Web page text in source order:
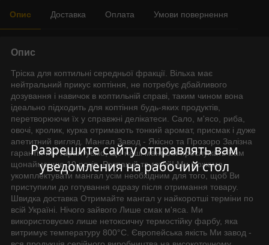
Разрешите сайту отправлять вам
уведомления на рабочий стол
Опис Доставка Оплата Умови повернення
Опис
Тріска для коптильні середньої фракції. Вільха має
нейтральний прикус коптіння, не потребує дбайливого
дозування і навичок в коптильній справі, таким чином вона
ідеально підходить для коптіння будь-яких продуктів,
перетворюючи їх у справжні делікатеси. Сало, м'ясо, риба,
овочі, кролик, курка отримають тонкий аромат, присмак і дуже
апетитний вигляд. Мангал Завод - Якісно та Прозоро Залізна
гарантія Ми гарантуємо, що наші мангали прослужать Вам
щонайменше 10 років. Розпакуй та готуй! Ми можемо
укомплектувати мангал усім необхідним для того, щоб Ви
приступили до готування одразу після отримання товару.
Швидка доставка Отримайте мангал у найкоротші терміни по
всій Україні. Нічого зайвого Лише смак м'яса. Ми
використовуємо лише нетоксичну термостійку фарбу, яка
витримує температуру 800°С. Європейська якість Ми завод -